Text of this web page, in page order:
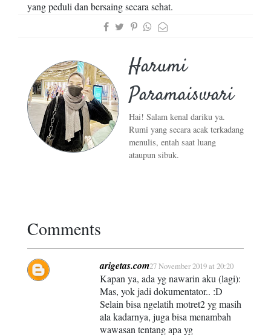
yang peduli dan bersaing secara sehat.
Harumi
Paramaiswari
Hai! Salam kenal dariku ya.
Rumi yang secara acak terkadang
menulis, entah saat luang
ataupun sibuk.
Comments
arigetas.com27 November 2019 at 20:20
Kapan ya, ada yg nawarin aku (lagi):
Mas, yok jadi dokumentator.. :D
Selain bisa ngelatih motret2 yg masih
ala kadarnya, juga bisa menambah
wawasan tentang apa yg